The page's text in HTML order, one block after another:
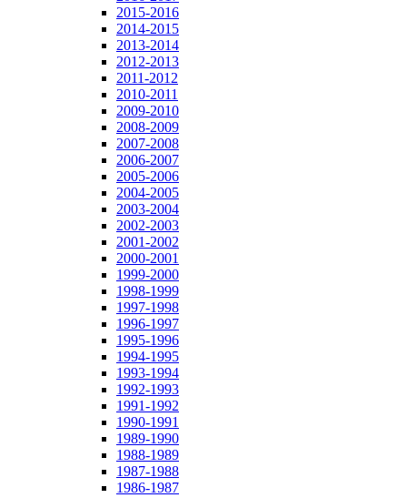
2015-2016
2014-2015
2013-2014
2012-2013
2011-2012
2010-2011
2009-2010
2008-2009
2007-2008
2006-2007
2005-2006
2004-2005
2003-2004
2002-2003
2001-2002
2000-2001
1999-2000
1998-1999
1997-1998
1996-1997
1995-1996
1994-1995
1993-1994
1992-1993
1991-1992
1990-1991
1989-1990
1988-1989
1987-1988
1986-1987